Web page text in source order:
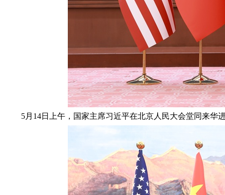
5月14日上午，国家主席习近平在北京人民大会堂同来华